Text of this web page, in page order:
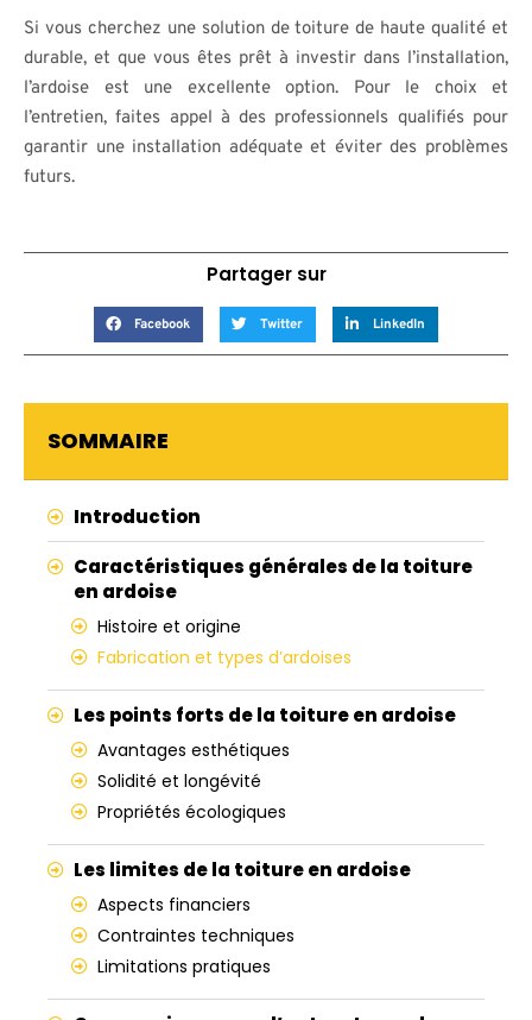
Si vous cherchez une solution de toiture de haute qualité et
durable, et que vous êtes prêt à investir dans l’installation,
l’ardoise est une excellente option. Pour le choix et
l’entretien, faites appel à des professionnels qualifiés pour
garantir une installation adéquate et éviter des problèmes
futurs.
Partager sur
Facebook Twitter LinkedIn
SOMMAIRE
Introduction
Caractéristiques générales de la toiture
en ardoise
Histoire et origine
Fabrication et types d’ardoises
Les points forts de la toiture en ardoise
Avantages esthétiques
Solidité et longévité
Propriétés écologiques
Les limites de la toiture en ardoise
Aspects financiers
Contraintes techniques
Limitations pratiques